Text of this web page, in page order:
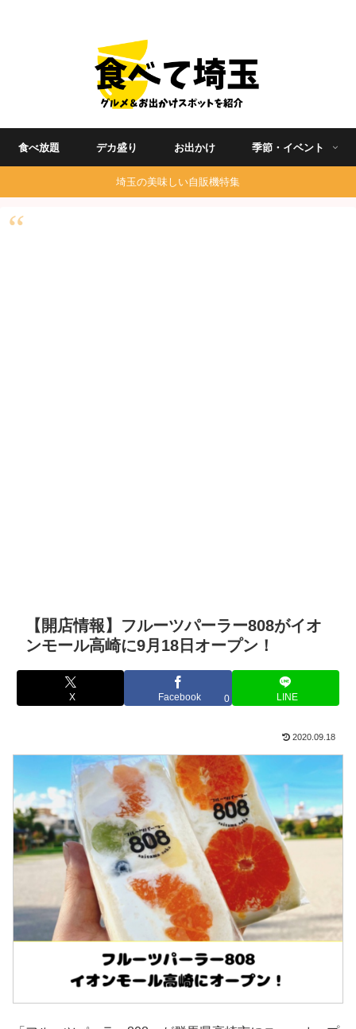
食べ放題 デカ盛り お出かけ 季節・イベント
埼玉の美味しい自販機特集
【開店情報】フルーツパーラー808がイオ
ンモール高崎に9月18日オープン！
X Facebook 0 LINE
2020.09.18